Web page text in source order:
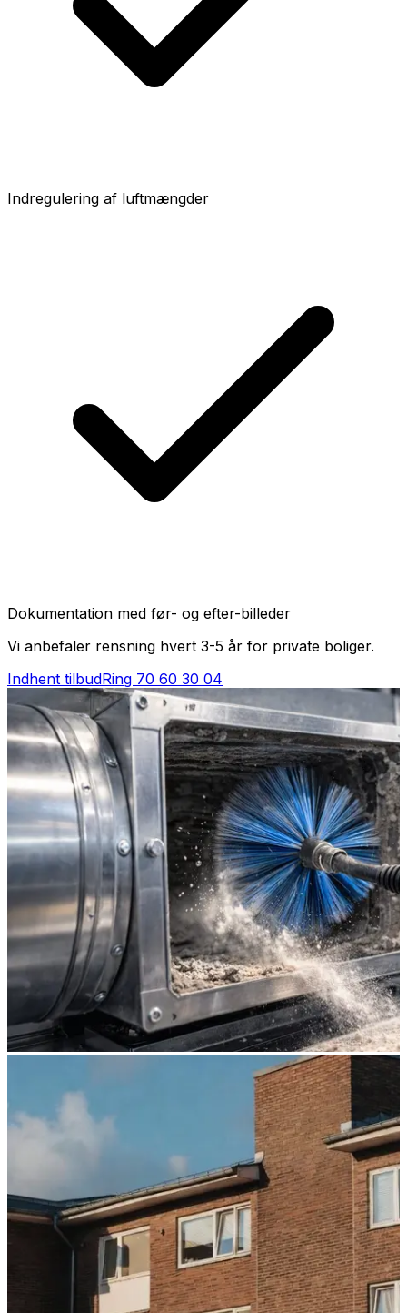
Indregulering af luftmængder
Dokumentation med før- og efter-billeder
Vi anbefaler rensning hvert 3-5 år for private boliger.
Indhent tilbudRing 70 60 30 04